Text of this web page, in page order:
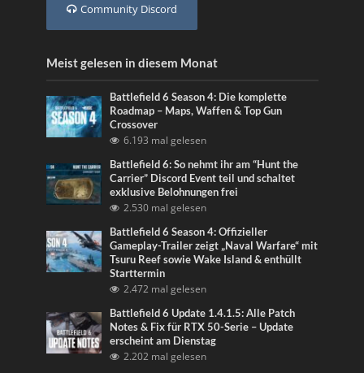
Community Discord
Meist gelesen in diesem Monat
Battlefield 6 Season 4: Die komplette
Roadmap – Maps, Waffen & Top Gun
Crossover
6.193 mal gelesen
Battlefield 6: So nehmt ihr am “Hunt the
Carrier” Discord Event teil und schaltet
exklusive Belohnungen frei
2.530 mal gelesen
Battlefield 6 Season 4: Offizieller
Gameplay-Trailer zeigt „Naval Warfare“ mit
Tsuru Reef sowie Wake Island & enthüllt
Starttermin
2.472 mal gelesen
Battlefield 6 Update 1.4.1.5: Alle Patch
Notes & Fix für RTX 50-Serie – Update
erscheint am Dienstag
2.202 mal gelesen